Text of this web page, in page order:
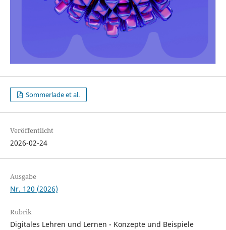
Sommerlade et al.
Veröffentlicht
2026-02-24
Ausgabe
Nr. 120 (2026)
Rubrik
Digitales Lehren und Lernen - Konzepte und Beispiele